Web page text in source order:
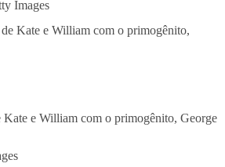
Images
Kate e William com o primogênito, George